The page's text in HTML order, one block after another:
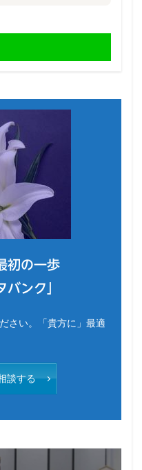
初の一歩
バンク」
さい。「貴方に」最適
談する